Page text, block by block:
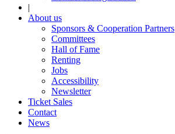
|
About us
Sponsors & Cooperation Partners
Committees
Hall of Fame
Renting
Jobs
Accessibility
Newsletter
Ticket Sales
Contact
News